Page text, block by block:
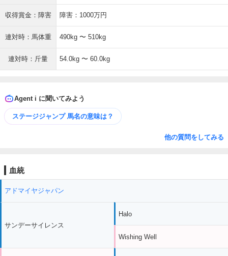
収得賞金：障害 障害：1000万円
連対時：馬体重 490kg 〜 510kg
連対時：斤量 54.0kg 〜 60.0kg
Agent i に聞いてみよう
ステージジャンプ 馬名の意味は？
他の質問をしてみる
血統
アドマイヤジャパン
サンデーサイレンス
Halo
Wishing Well